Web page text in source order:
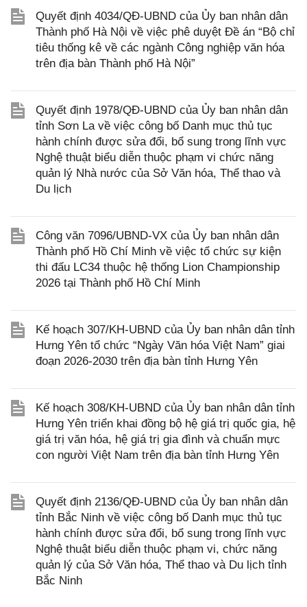
Quyết định 4034/QĐ-UBND của Ủy ban nhân dân
Thành phố Hà Nội về việc phê duyệt Đề án “Bộ chỉ
tiêu thống kê về các ngành Công nghiệp văn hóa
trên địa bàn Thành phố Hà Nội”
Quyết định 1978/QĐ-UBND của Ủy ban nhân dân
tỉnh Sơn La về việc công bố Danh mục thủ tục
hành chính được sửa đổi, bổ sung trong lĩnh vực
Nghệ thuật biểu diễn thuộc phạm vi chức năng
quản lý Nhà nước của Sở Văn hóa, Thể thao và
Du lịch
Công văn 7096/UBND-VX của Ủy ban nhân dân
Thành phố Hồ Chí Minh về việc tổ chức sự kiện
thi đấu LC34 thuộc hệ thống Lion Championship
2026 tại Thành phố Hồ Chí Minh
Kế hoạch 307/KH-UBND của Ủy ban nhân dân tỉnh
Hưng Yên tổ chức “Ngày Văn hóa Việt Nam” giai
đoạn 2026-2030 trên địa bàn tỉnh Hưng Yên
Kế hoạch 308/KH-UBND của Ủy ban nhân dân tỉnh
Hưng Yên triển khai đồng bộ hệ giá trị quốc gia, hệ
giá trị văn hóa, hệ giá trị gia đình và chuẩn mực
con người Việt Nam trên địa bàn tỉnh Hưng Yên
Quyết định 2136/QĐ-UBND của Ủy ban nhân dân
tỉnh Bắc Ninh về việc công bố Danh mục thủ tục
hành chính được sửa đổi, bổ sung trong lĩnh vực
Nghệ thuật biểu diễn thuộc phạm vi, chức năng
quản lý của Sở Văn hóa, Thể thao và Du lịch tỉnh
Bắc Ninh